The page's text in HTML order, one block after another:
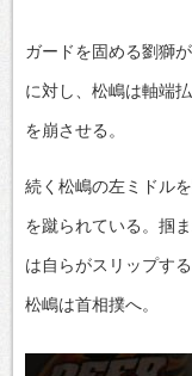
ガードを固める劉獅
に対し、松嶋は軸端
を崩させる。
続く松嶋の左ミドル
を蹴られている。掴
は自らがスリップす
松嶋は首相撲へ。